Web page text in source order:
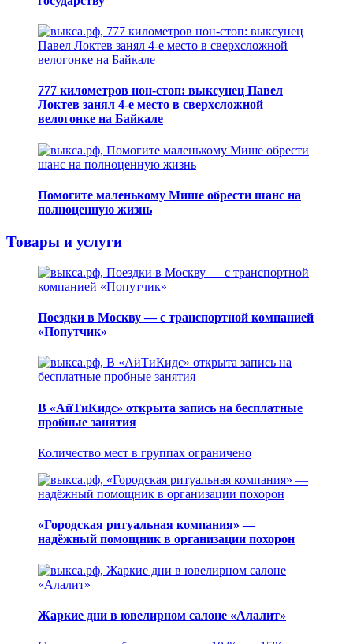
777 километров нон-стоп: выксунец Павел
Локтев занял 4-е место в сверхсложной
велогонке на Байкале
Помогите маленькому Мише обрести шанс на
полноценную жизнь
Товары и услуги
Поездки в Москву — с транспортной компанией
«Попутчик»
В «АйТиКидс» открыта запись на бесплатные
пробные занятия
Количество мест в группах ограничено
«Городская ритуальная компания» —
надёжный помощник в организации похорон
Жаркие дни в ювелирном салоне «Алалит»